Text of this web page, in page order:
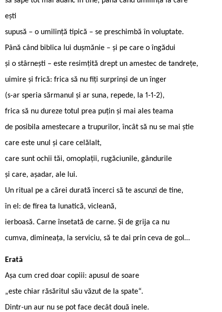
eşti
supusă – o umilinţă tipică – se preschimbă în voluptate.
Până când biblica lui duşmănie – şi pe care o îngădui
şi o stârneşti – este resimţită drept un amestec de tandreţe,
uimire şi frică: frica să nu fiţi surprinşi de un înger
(s-ar speria sărmanul și ar suna, repede, la 1-1-2),
frica să nu dureze totul prea puţin şi mai ales teama
de posibila amestecare a trupurilor, încât să nu se mai ştie
care este unul și care celălalt,
care sunt ochii tăi, omoplații, rugăciunile, gândurile
și care, așadar, ale lui.
Un ritual pe a cărei durată încerci să te ascunzi de tine,
în el: de firea ta lunatică, vicleană,
ierboasă. Carne însetată de carne. Și de grija ca nu
cumva, dimineaţa, la serviciu, să te dai prin ceva de gol…
Erată
Așa cum cred doar copiii: apusul de soare
„este chiar răsăritul său văzut de la spate“.
Dintr-un aur nu se pot face decât două inele.